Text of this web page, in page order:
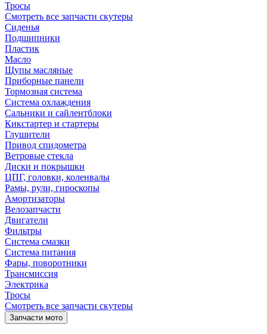
Тросы
Смотреть все запчасти скутеры
Сиденья
Подшипники
Пластик
Масло
Щупы масляные
Приборные панели
Тормозная система
Система охлаждения
Сальники и сайлентблоки
Кикстартер и стартеры
Глушители
Привод спидометра
Ветровые стекла
Диски и покрышки
ЦПГ, головки, коленвалы
Рамы, рули, гироскопы
Амортизаторы
Велозапчасти
Двигатели
Фильтры
Система смазки
Система питания
Фары, поворотники
Трансмиссия
Электрика
Тросы
Смотреть все запчасти скутеры
Запчасти мото